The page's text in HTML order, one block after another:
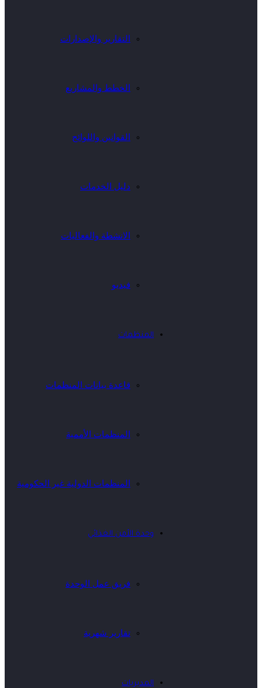
التقارير والإصدارات
الخطط والمشاريع
القوانين واللوائح
دليل الخدمات
الانشطة والفعاليات
فيديو
المنظمات
قاعدة بيانات المنظمات
المنظمات الأممية
المنظمات الدولية غير الحكومية
وحدة الأمن الغذائي
فريق عمل الوحدة
تقارير شهرية
المديريات